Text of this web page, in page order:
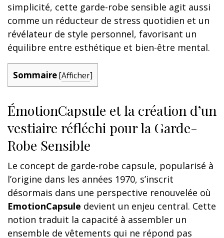
simplicité, cette garde-robe sensible agit aussi
comme un réducteur de stress quotidien et un
révélateur de style personnel, favorisant un
équilibre entre esthétique et bien-être mental.
Sommaire[Afficher]
ÉmotionCapsule et la création d’un
vestiaire réfléchi pour la Garde-
Robe Sensible
Le concept de garde-robe capsule, popularisé à
l’origine dans les années 1970, s’inscrit
désormais dans une perspective renouvelée où
EmotionCapsule devient un enjeu central. Cette
notion traduit la capacité à assembler un
ensemble de vêtements qui ne répond pas